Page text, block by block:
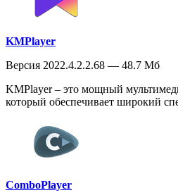
KMPlayer
Версия 2022.4.2.2.68 — 48.7 Мб
KMPlayer – это мощный
который обеспечивает широкий
ComboPlayer